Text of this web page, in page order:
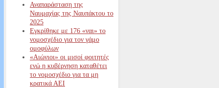
Αναπαράσταση της
Ναυμαχίας της Ναυπάκτου το
2025
Εγκρίθηκε με 176 «ναι» το
νομοσχέδιο για τον γάμο
ομοφύλων
«Αιώνιοι» οι μισοί φοιτητές
ενώ η κυβέρνηση καταθέτει
το νομοσχέδιο για τα μη
κρατικά ΑΕΙ